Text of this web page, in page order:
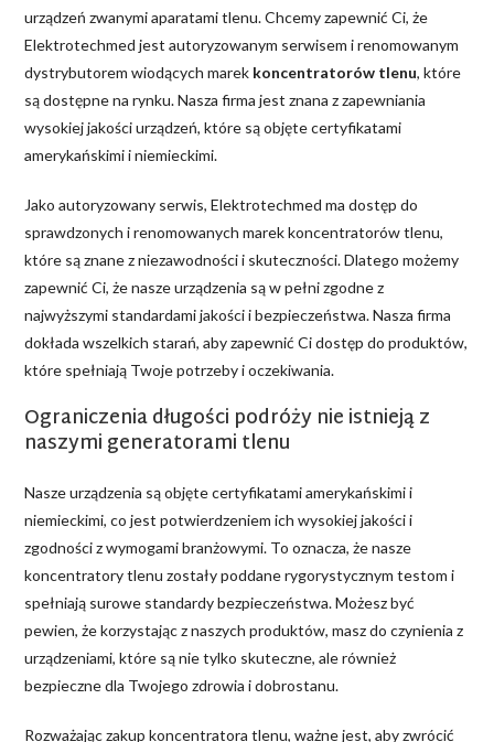
urządzeń zwanymi aparatami tlenu. Chcemy zapewnić Ci, że
Elektrotechmed jest autoryzowanym serwisem i renomowanym
dystrybutorem wiodących marek koncentratorów tlenu, które
są dostępne na rynku. Nasza firma jest znana z zapewniania
wysokiej jakości urządzeń, które są objęte certyfikatami
amerykańskimi i niemieckimi.
Jako autoryzowany serwis, Elektrotechmed ma dostęp do
sprawdzonych i renomowanych marek koncentratorów tlenu,
które są znane z niezawodności i skuteczności. Dlatego możemy
zapewnić Ci, że nasze urządzenia są w pełni zgodne z
najwyższymi standardami jakości i bezpieczeństwa. Nasza firma
dokłada wszelkich starań, aby zapewnić Ci dostęp do produktów,
które spełniają Twoje potrzeby i oczekiwania.
Ograniczenia długości podróży nie istnieją z
naszymi generatorami tlenu
Nasze urządzenia są objęte certyfikatami amerykańskimi i
niemieckimi, co jest potwierdzeniem ich wysokiej jakości i
zgodności z wymogami branżowymi. To oznacza, że nasze
koncentratory tlenu zostały poddane rygorystycznym testom i
spełniają surowe standardy bezpieczeństwa. Możesz być
pewien, że korzystając z naszych produktów, masz do czynienia z
urządzeniami, które są nie tylko skuteczne, ale również
bezpieczne dla Twojego zdrowia i dobrostanu.
Rozważając zakup koncentratora tlenu, ważne jest, aby zwrócić